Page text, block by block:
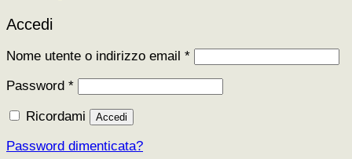
Accedi
Nome utente o indirizzo email *Richiesto
Password *Richiesto
Ricordami Accedi
Password dimenticata?